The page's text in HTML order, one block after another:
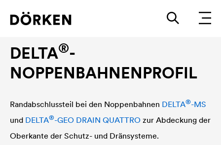
DELTA®-
NOPPENBAHNENPROFIL
Randabschlussteil bei den Noppenbahnen DELTA®-MS
und DELTA®-GEO DRAIN QUATTRO zur Abdeckung der
Oberkante der Schutz- und Dränsysteme.